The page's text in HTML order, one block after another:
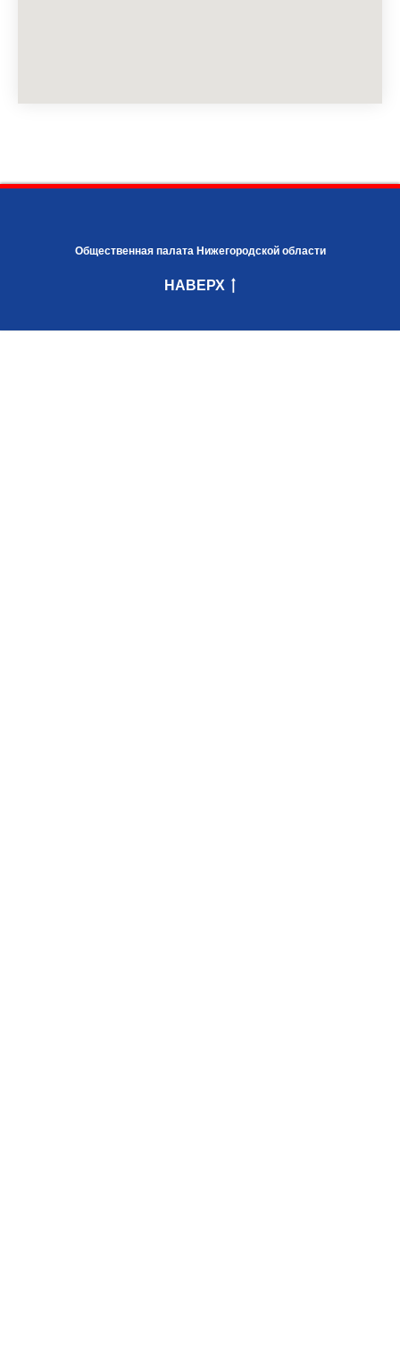
Общественная палата Нижегородской области
НАВЕРХ